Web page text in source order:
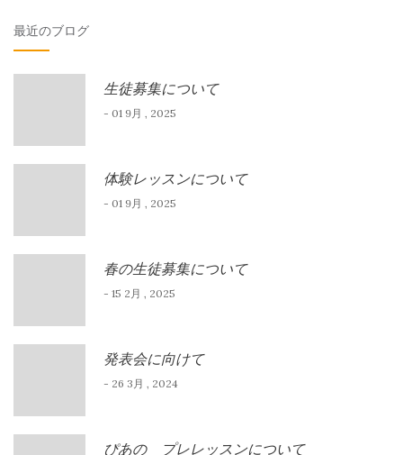
ー
シ
ョ
象:
最近のブログ
生徒募集について
- 01 9月 , 2025
体験レッスンについて
- 01 9月 , 2025
春の生徒募集について
- 15 2月 , 2025
発表会に向けて
- 26 3月 , 2024
ぴあの プレレッスンについて